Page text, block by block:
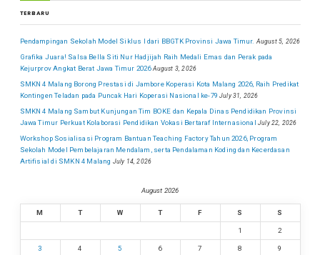
TERBARU
Pendampingan Sekolah Model Siklus I dari BBGTK Provinsi Jawa Timur. August 5, 2026
Grafika Juara! Salsa Bella Siti Nur Hadjijah Raih Medali Emas dan Perak pada
Kejurprov Angkat Berat Jawa Timur 2026 August 3, 2026
SMKN 4 Malang Borong Prestasi di Jambore Koperasi Kota Malang 2026, Raih Predikat
Kontingen Teladan pada Puncak Hari Koperasi Nasional ke-79 July 31, 2026
SMKN 4 Malang Sambut Kunjungan Tim BOKE dan Kepala Dinas Pendidikan Provinsi
Jawa Timur Perkuat Kolaborasi Pendidikan Vokasi Bertaraf Internasional July 22, 2026
Workshop Sosialisasi Program Bantuan Teaching Factory Tahun 2026, Program
Sekolah Model Pembelajaran Mendalam, serta Pendalaman Koding dan Kecerdasan
Artifisial di SMKN 4 Malang July 14, 2026
August 2026
M T W T F S S
1 2
3 4 5 6 7 8 9